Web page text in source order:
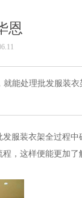
恩
能处理批发服装
服装衣架全过程
，这样便能更加